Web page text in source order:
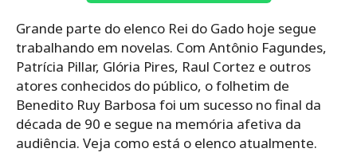
Grande parte do elenco Rei do Gado hoje segue
trabalhando em novelas. Com Antônio Fagundes,
Patrícia Pillar, Glória Pires, Raul Cortez e outros
atores conhecidos do público, o folhetim de
Benedito Ruy Barbosa foi um sucesso no final da
década de 90 e segue na memória afetiva da
audiência. Veja como está o elenco atualmente.